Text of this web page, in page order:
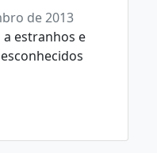
de 2013
estranhos e